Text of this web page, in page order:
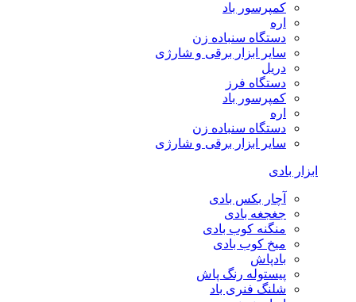
کمپرسور باد
اره
دستگاه سنباده زن
سایر ابزار برقی و شارژی
دریل
دستگاه فرز
کمپرسور باد
اره
دستگاه سنباده زن
سایر ابزار برقی و شارژی
ابزار بادی
آچار بکس بادی
جغجغه بادی
منگنه کوب بادی
میخ کوب بادی
بادپاش
پیستوله رنگ پاش
شلنگ فنری باد